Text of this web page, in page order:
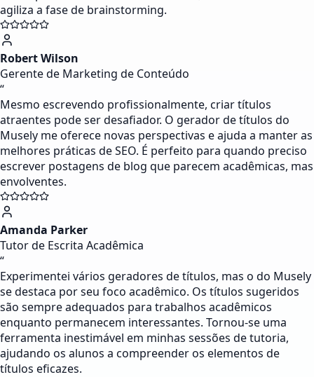
agiliza a fase de brainstorming.
Robert Wilson
Gerente de Marketing de Conteúdo
“
Mesmo escrevendo profissionalmente, criar títulos
atraentes pode ser desafiador. O gerador de títulos do
Musely me oferece novas perspectivas e ajuda a manter as
melhores práticas de SEO. É perfeito para quando preciso
escrever postagens de blog que parecem acadêmicas, mas
envolventes.
Amanda Parker
Tutor de Escrita Acadêmica
“
Experimentei vários geradores de títulos, mas o do Musely
se destaca por seu foco acadêmico. Os títulos sugeridos
são sempre adequados para trabalhos acadêmicos
enquanto permanecem interessantes. Tornou-se uma
ferramenta inestimável em minhas sessões de tutoria,
ajudando os alunos a compreender os elementos de
títulos eficazes.